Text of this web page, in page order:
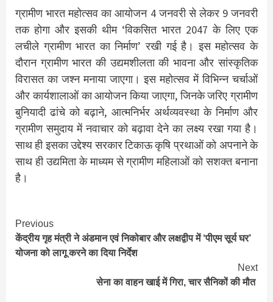
ग्रामीण भारत महोत्सव का आयोजन 4 जनवरी से लेकर 9 जनवरी
तक होगा और इसकी थीम ‘विकसित भारत 2047 के लिए एक
लचीले ग्रामीण भारत का निर्माण’ रखी गई है। इस महोत्सव के
दौरान ग्रामीण भारत की उद्यमशीलता की भावना और सांस्कृतिक
विरासत का जश्न मनाया जाएगा। इस महोत्सव में विभिन्न चर्चाओं
और कार्यशालाओं का आयोजन किया जाएगा, जिनके जरिए ग्रामीण
बुनियादी ढांचे को बढ़ाने, आत्मनिर्भर अर्थव्यवस्था के निर्माण और
ग्रामीण समुदाय में नवाचार को बढ़ावा देने का लक्ष्य रखा गया है।
साथ ही इसका उद्देश्य सरकार टिकाऊ कृषि प्रथाओं को अपनाने के
साथ ही उद्यमिता के माध्यम से ग्रामीण महिलाओं को सशक्त बनाना
है।
Continue
Reading
Previous
केंद्रीय गृह मंत्री ने अंडमान एवं निकोबार और लक्षद्वीप में ‘पीएम सूर्य घर’
योजना को लागू करने का दिया निर्देश
Next
सेना का वाहन खाई में गिरा, चार सैनिकों की मौत